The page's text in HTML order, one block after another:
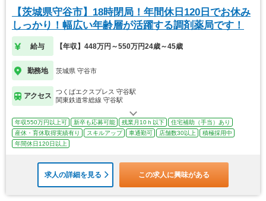
【茨城県守谷市】18時閉局！年間休日120日でお休み
しっかり！幅広い年齢層が活躍する調剤薬局です！
給与 【年収】448万円～550万円24歳～45歳
勤務地 茨城県 守谷市
アクセス
つくばエクスプレス 守谷駅
関東鉄道常総線 守谷駅
年収550万円以上可 新卒も応募可能 残業月10ｈ以下
住宅補助（手当）あり
産休・育休取得実績有り
スキルアップ 車通勤可 店舗数30以上
積極採用中
年間休日120日以上
求人の詳細を見る この求人に興味がある